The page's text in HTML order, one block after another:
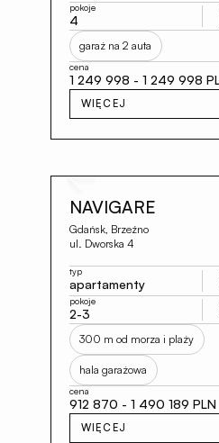
pokoje
4
garaż na 2 auta
cena
1 249 998 - 1 249 998
WIĘCEJ
NAVIGARE
Gdańsk, Brzeźno
ul. Dworska 4
typ
apartamenty
pokoje
2-3
300 m od morza i plaży
hala garażowa
cena
912 870 - 1 490 189 PLN
WIĘCEJ